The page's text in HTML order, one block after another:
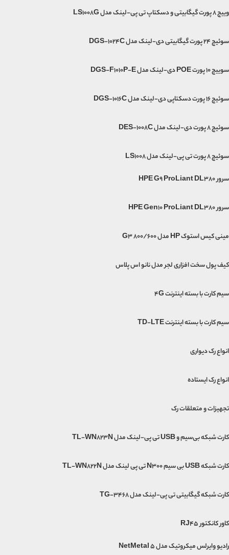
وییچ 8 پورت گیگابیتی و دسکتاپ تی پی-لینک مدل LS1008G
سوئیچ 24 پورت گیگابیتی دی-لینک مدل DGS-1024C
سوییچ 10 پورت POE دی-لینک مدل DGS-F1010P-E
سوئیچ 16 پورت دسکتاپی دی-لینک مدل DGS-1016C
سوئیچ 8 پورت دی-لینک مدل DES-1008C
سوئیچ ۸ پورت تی پی-لینک مدل LS1008
سرور HPE G9 ProLiant DL380
سرور HPE Gen10 ProLiant DL380
مینی‌ کیس استوک HP مدل G3 800/600
کیف پول سخت افزاری لجر مدل نانو اس پلاس
سیم کارت با بسته اینترنت 4G
سیم کارت با بسته اینترنت TD-LTE
انواع رک دیواری
انواع رک ایستاده
تجهیزات و متعلقات رک
کارت شبکه بی‌سیم و USB تی پی-لینک مدل TL-WN823N
کارت شبکه USB بی‌ سیم N300 تی پی لینک مدل TL-WN822N
کارت شبکه گیگابیتی تی پی-لینک مدل TG-3468
کاور کانکتور RJ45
رادیو وایرلس میکروتیک مدل NetMetal 5